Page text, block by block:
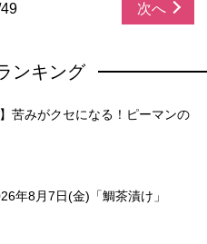
次へ
ンキング
苦みがクセになる！ピーマンの
年8月7日(金)「鯛茶漬け」